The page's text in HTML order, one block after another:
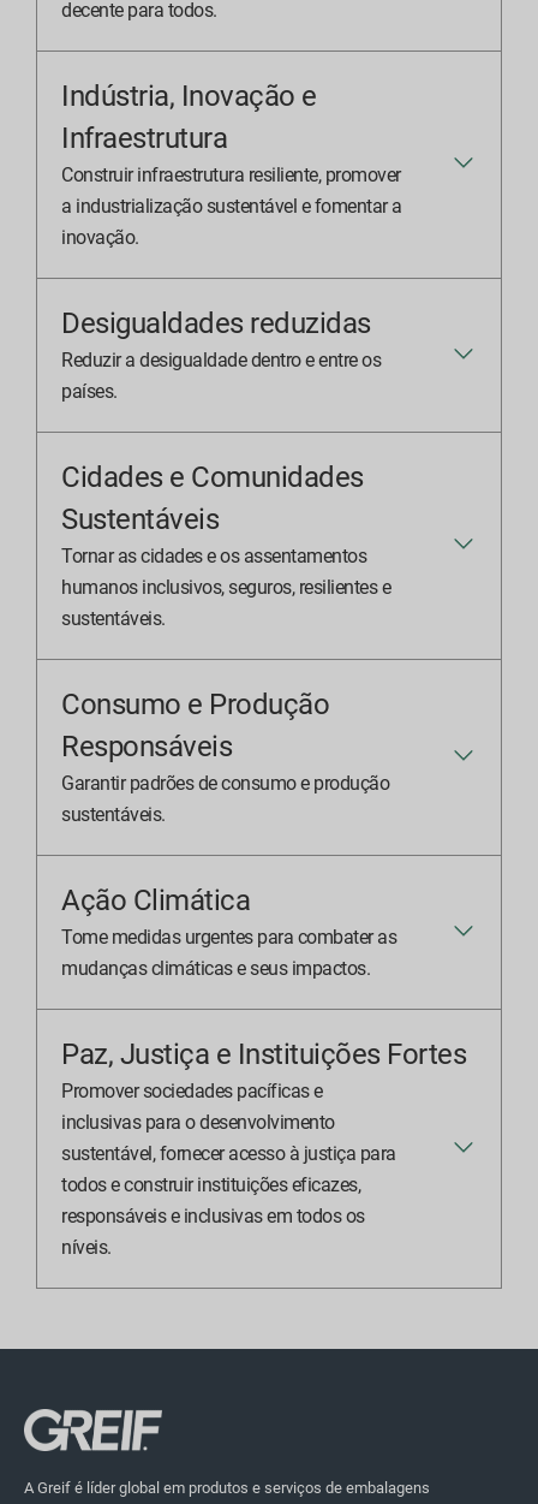
decente para todos.
Indústria, Inovação e
Infraestrutura
Construir infraestrutura resiliente, promover
a industrialização sustentável e fomentar a
inovação.
Desigualdades reduzidas
Reduzir a desigualdade dentro e entre os
países.
Cidades e Comunidades
Sustentáveis
Tornar as cidades e os assentamentos
humanos inclusivos, seguros, resilientes e
sustentáveis.
Consumo e Produção
Responsáveis
Garantir padrões de consumo e produção
sustentáveis.
Ação Climática
Tome medidas urgentes para combater as
mudanças climáticas e seus impactos.
Paz, Justiça e Instituições Fortes
Promover sociedades pacíficas e
inclusivas para o desenvolvimento
sustentável, fornecer acesso à justiça para
todos e construir instituições eficazes,
responsáveis e inclusivas em todos os
níveis.
A Greif é líder global em produtos e serviços de embalagens